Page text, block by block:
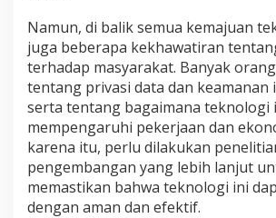
Namun, di balik semua kemajuan
juga beberapa kekhawatiran
terhadap masyarakat. Banyak
tentang privasi data dan keamanan
serta tentang bagaimana teknologi
mempengaruhi pekerjaan dan
karena itu, perlu dilakukan
pengembangan yang lebih lanjut
memastikan bahwa teknologi ini
dengan aman dan efektif.